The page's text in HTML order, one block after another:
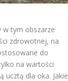
w tym obszarze
zdrowotnej, na
do
na wartości
ucztą dla oka. Jakie